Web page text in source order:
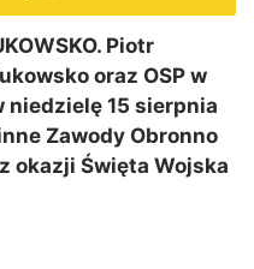
Piotr
oraz OSP w
niedzielę 15 sierpnia
Zawody Obronno
okazji Święta Wojska